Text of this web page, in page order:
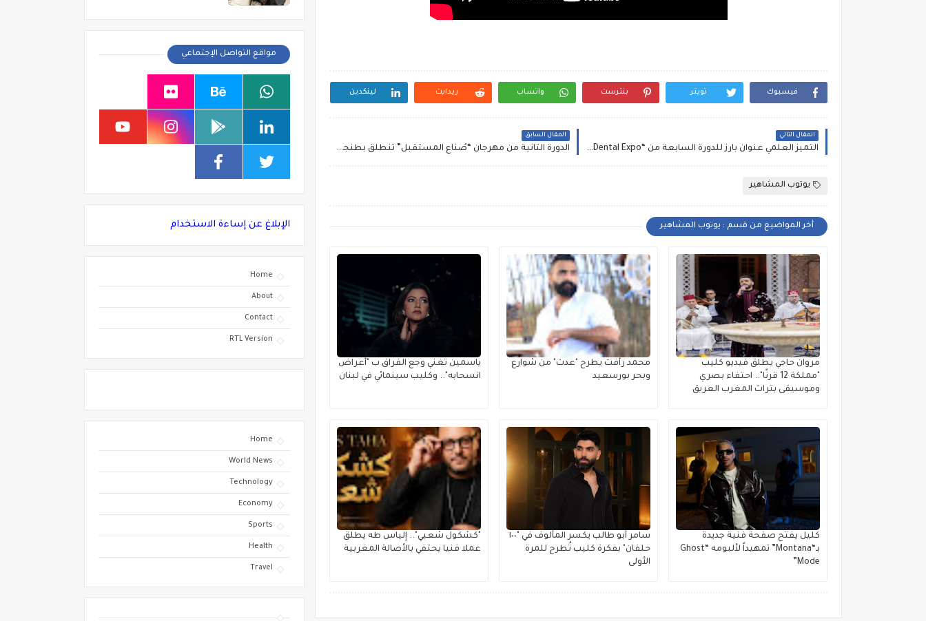
فيسبوك تويتر بنترست واتساب ريدايت لينكدين
المقال التالي
التميز العلمي عنوان بارز للدورة السابعة من “Morocco Dental Expo” بحضور أسماء دولية مرجعية
المقال السابق
الدورة الثانية من مهرجان “صُنّاع المستقبل” تنطلق بطنجة منتصف ماي
يوتوب المشاهير
أخر المواضيع من قسم : يوتوب المشاهير
مروان حاجي يطلق فيديو كليب
"مملكة 12 قرنًا".. احتفاء بصري
وموسيقى بتراث المغرب العريق
محمد رأفت يطرح "عدت" من شوارع
وبحر بورسعيد
ياسمين تغني وجع الفراق ب "أعراض
انسحابه".. وكليب سينمائي في لبنان
كليل يفتح صفحة فنية جديدة
بـ“Montana” تمهيداً لألبومه “Ghost
Mode”
سامر أبو طالب يكسر المألوف في "١٠٠
حلفان" بفكرة كليب تُطرح للمرة
الأولى
"كشكول شعبي".. إلياس طه يطلق
عملا فنيا يحتفي بالأصالة المغربية
مواقع التواصل الإجتماعي
الإبلاغ عن إساءة الاستخدام
Home
About
Contact
RTL Version
Home
World News
Technology
Economy
Sports
Health
Travel